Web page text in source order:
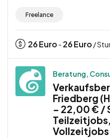
Freelance
26Euro - 26Euro /
Beratung,
Friedberg
– 22,00 € /
Vollzeitjobs